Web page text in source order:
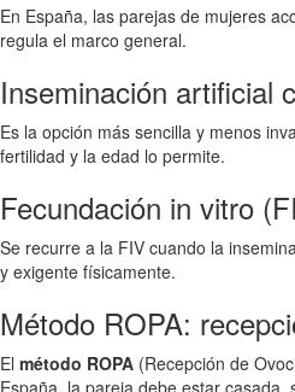
En España, las parejas de mujeres
regula el marco general.
Inseminación artificial
Es la opción más sencilla y menos
fertilidad y la edad lo permite.
Fecundación in vitro
Se recurre a la FIV cuando la
y exigente físicamente.
Método ROPA:
El método ROPA (Recepción de